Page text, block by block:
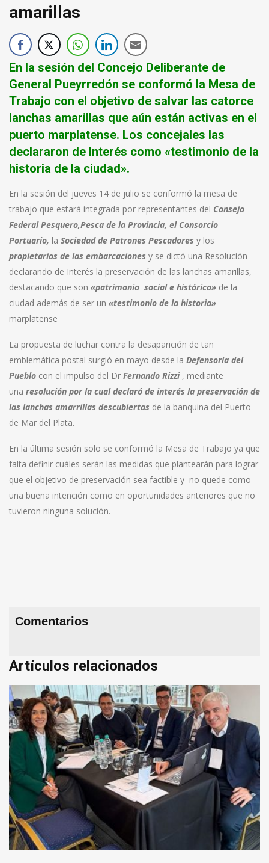
amarillas
En la sesión del Concejo Deliberante de
General Pueyrredón se conformó la Mesa de
Trabajo con el objetivo de salvar las catorce
lanchas amarillas que aún están activas en el
puerto marplatense. Los concejales las
declararon de Interés como «testimonio de la
historia de la ciudad».
En la sesión del jueves 14 de julio se conformó la mesa de
trabajo que estará integrada por representantes del Consejo
Federal Pesquero,Pesca de la Provincia, el Consorcio
Portuario, la Sociedad de Patrones Pescadores y los
propietarios de las embarcaciones y se dictó una Resolución
declarando de Interés la preservación de las lanchas amarillas,
destacando que son «patrimonio social e histórico» de la
ciudad además de ser un «testimonio de la historia»
marplatense
La propuesta de luchar contra la desaparición de tan
emblemática postal surgió en mayo desde la Defensoría del
Pueblo con el impulso del Dr Fernando Rizzi, mediante
una resolución por la cual declaró de interés la preservación de
las lanchas amarrillas descubiertas de la banquina del Puerto
de Mar del Plata.
En la última sesión solo se conformó la Mesa de Trabajo ya que
falta definir cuáles serán las medidas que plantearán para lograr
que el objetivo de preservación sea factible y no quede como
una buena intención como en oportunidades anteriores que no
tuvieron ninguna solución.
Comentarios
Artículos relacionados